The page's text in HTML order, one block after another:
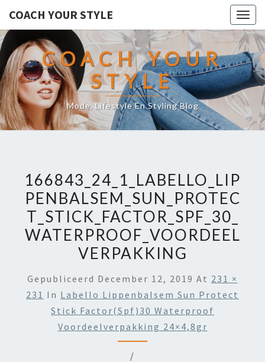
COACH YOUR STYLE
COACH YOUR
STYLE
Mode, Lifestyle En Styling Blog
166843_24_1_LABELLO_LIP
PENBALSEM_SUN_PROTEC
T_STICK_FACTOR_SPF_30_
WATERPROOF_VOORDEEL
VERPAKKING
Gepubliceerd December 12, 2019 At 231 ×
231 In Labello Lippenbalsem Sun Protect
Stick Factor(spf)30 Waterproof
Voordeelverpakking 24×4,8gr
/